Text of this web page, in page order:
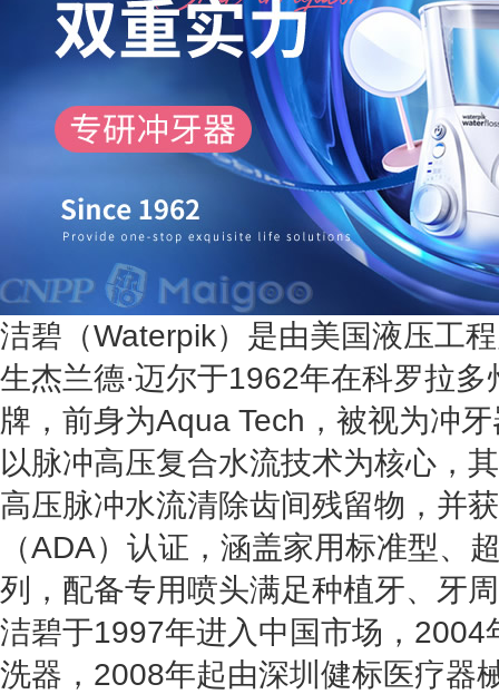
洁碧（Waterpik）是由美国液压工
生杰兰德·迈尔于1962年在科罗拉
牌，前身为Aqua Tech，被视为冲
以脉冲高压复合水流技术为核心，
高压脉冲水流清除齿间残留物，并
（ADA）认证，涵盖家用标准型、
列，配备专用喷头满足种植牙、牙
洁碧于1997年进入中国市场，2004
洗器，2008年起由深圳健标医疗器